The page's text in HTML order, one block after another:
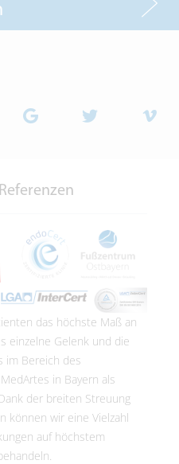
das höchste Maß an
einzelne Gelenk und die
im Bereich des
in Bayern als
der breiten Streuung
können wir eine Vielzahl
auf höchstem